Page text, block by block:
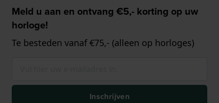
Meld u aan en ontvang €5,- korting op uw
horloge!
Te besteden vanaf €75,- (alleen op horloges)
Inschrijven